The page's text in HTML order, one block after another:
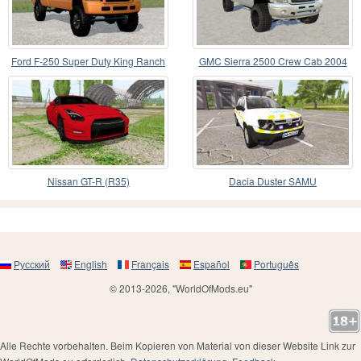
Ford F-250 Super Duty King Ranch
Crew Cab 2004
GMC Sierra 2500 Crew Cab 2004
Nissan GT-R (R35) Dacia Duster SAMU
Русский English Français Español
Português
© 2013-2026, "WorldOfMods.eu"
Alle Rechte vorbehalten. Beim Kopieren von Material von dieser Website Link zur